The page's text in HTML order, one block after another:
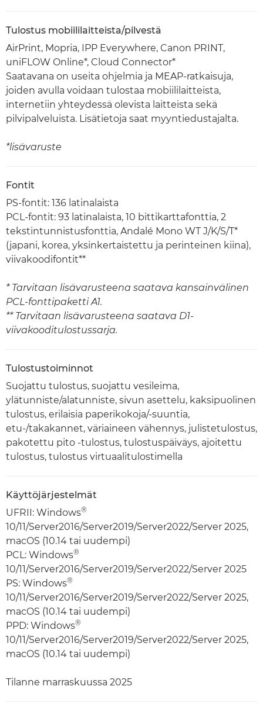
Tulostus mobiililaitteista/pilvestä
AirPrint, Mopria, IPP Everywhere, Canon PRINT,
uniFLOW Online*, Cloud Connector*
Saatavana on useita ohjelmia ja MEAP-ratkaisuja,
joiden avulla voidaan tulostaa mobiililaitteista,
internetiin yhteydessä olevista laitteista sekä
pilvipalveluista. Lisätietoja saat myyntiedustajalta.
*lisävaruste
Fontit
PS-fontit: 136 latinalaista
PCL-fontit: 93 latinalaista, 10 bittikarttafonttia, 2
tekstintunnistusfonttia, Andalé Mono WT J/K/S/T*
(japani, korea, yksinkertaistettu ja perinteinen kiina),
viivakoodifontit**
* Tarvitaan lisävarusteena saatava kansainvälinen
PCL-fonttipaketti A1.
** Tarvitaan lisävarusteena saatava D1-
viivakooditulostussarja.
Tulostustoiminnot
Suojattu tulostus, suojattu vesileima,
ylätunniste/alatunniste, sivun asettelu, kaksipuolinen
tulostus, erilaisia paperikokoja/-suuntia,
etu-/takakannet, väriaineen vähennys, julistetulostus,
pakotettu pito -tulostus, tulostuspäiväys, ajoitettu
tulostus, tulostus virtuaalitulostimella
Käyttöjärjestelmät
UFRII: Windows®
10/11/Server2016/Server2019/Server2022/Server 2025,
macOS (10.14 tai uudempi)
PCL: Windows®
10/11/Server2016/Server2019/Server2022/Server 2025
PS: Windows®
10/11/Server2016/Server2019/Server2022/Server 2025,
macOS (10.14 tai uudempi)
PPD: Windows®
10/11/Server2016/Server2019/Server2022/Server 2025,
macOS (10.14 tai uudempi)
Tilanne marraskuussa 2025